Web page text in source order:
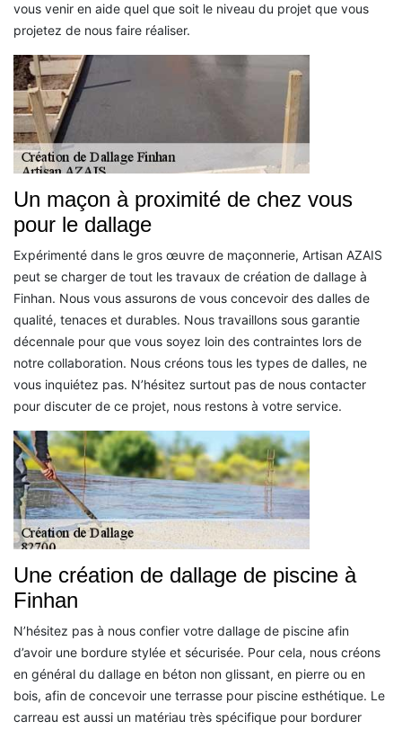
vous venir en aide quel que soit le niveau du projet que vous
projetez de nous faire réaliser.
Un maçon à proximité de chez vous
pour le dallage
Expérimenté dans le gros œuvre de maçonnerie, Artisan AZAIS
peut se charger de tout les travaux de création de dallage à
Finhan. Nous vous assurons de vous concevoir des dalles de
qualité, tenaces et durables. Nous travaillons sous garantie
décennale pour que vous soyez loin des contraintes lors de
notre collaboration. Nous créons tous les types de dalles, ne
vous inquiétez pas. N’hésitez surtout pas de nous contacter
pour discuter de ce projet, nous restons à votre service.
Une création de dallage de piscine à
Finhan
N’hésitez pas à nous confier votre dallage de piscine afin
d’avoir une bordure stylée et sécurisée. Pour cela, nous créons
en général du dallage en béton non glissant, en pierre ou en
bois, afin de concevoir une terrasse pour piscine esthétique. Le
carreau est aussi un matériau très spécifique pour bordurer